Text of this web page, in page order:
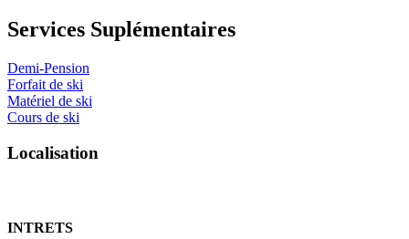
Services Suplémentaires
Demi-Pension
Forfait de ski
Matériel de ski
Cours de ski
Localisation
INTRETS